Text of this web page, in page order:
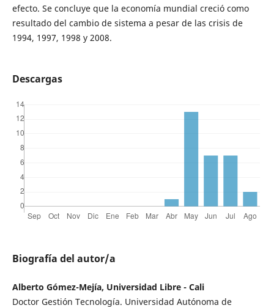
efecto. Se concluye que la economía mundial creció como
resultado del cambio de sistema a pesar de las crisis de
1994, 1997, 1998 y 2008.
Descargas
Biografía del autor/a
Alberto Gómez-Mejía, Universidad Libre - Cali
Doctor Gestión Tecnología. Universidad Autónoma de